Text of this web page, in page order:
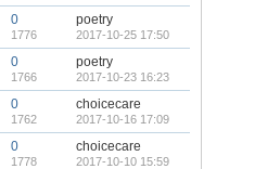
0
1776
poetry
2017-10-25 17:50
0
1766
poetry
2017-10-23 16:23
0
1762
choicecare
2017-10-16 17:09
0
1778
choicecare
2017-10-10 15:59